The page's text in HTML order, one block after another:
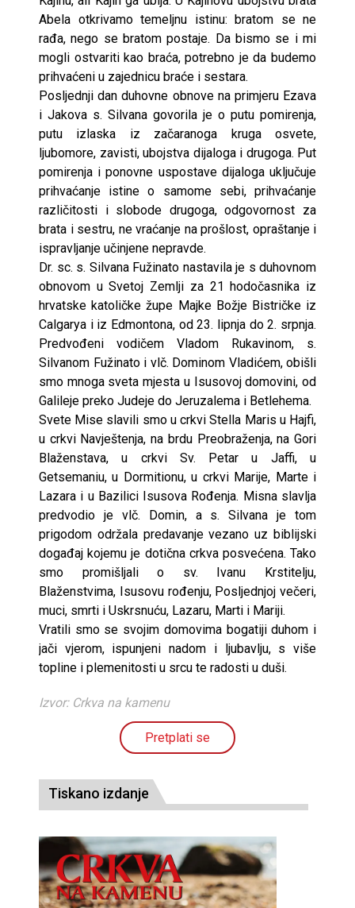
Abela otkrivamo temeljnu istinu: bratom se ne
rađa, nego se bratom postaje. Da bismo se i mi
mogli ostvariti kao braća, potrebno je da budemo
prihvaćeni u zajednicu braće i sestara.
Posljednji dan duhovne obnove na primjeru Ezava
i Jakova s. Silvana govorila je o putu pomirenja,
putu izlaska iz začaranoga kruga osvete,
ljubomore, zavisti, ubojstva dijaloga i drugoga. Put
pomirenja i ponovne uspostave dijaloga uključuje
prihvaćanje istine o samome sebi, prihvaćanje
različitosti i slobode drugoga, odgovornost za
brata i sestru, ne vraćanje na prošlost, opraštanje i
ispravljanje učinjene nepravde.
Dr. sc. s. Silvana Fužinato nastavila je s duhovnom
obnovom u Svetoj Zemlji za 21 hodočasnika iz
hrvatske katoličke župe Majke Božje Bistričke iz
Calgarya i iz Edmontona, od 23. lipnja do 2. srpnja.
Predvođeni vodičem Vladom Rukavinom, s.
Silvanom Fužinato i vlč. Dominom Vladićem, obišli
smo mnoga sveta mjesta u Isusovoj domovini, od
Galileje preko Judeje do Jeruzalema i Betlehema.
Svete Mise slavili smo u crkvi Stella Maris u Hajfi,
u crkvi Navještenja, na brdu Preobraženja, na Gori
Blaženstava, u crkvi Sv. Petar u Jaffi, u
Getsemaniu, u Dormitionu, u crkvi Marije, Marte i
Lazara i u Bazilici Isusova Rođenja. Misna slavlja
predvodio je vlč. Domin, a s. Silvana je tom
prigodom održala predavanje vezano uz biblijski
događaj kojemu je dotična crkva posvećena. Tako
smo promišljali o sv. Ivanu Krstitelju,
Blaženstvima, Isusovu rođenju, Posljednjoj večeri,
muci, smrti i Uskrsnuću, Lazaru, Marti i Mariji.
Vratili smo se svojim domovima bogatiji duhom i
jači vjerom, ispunjeni nadom i ljubavlju, s više
topline i plemenitosti u srcu te radosti u duši.
Izvor: Crkva na kamenu
Pretplati se
Tiskano izdanje